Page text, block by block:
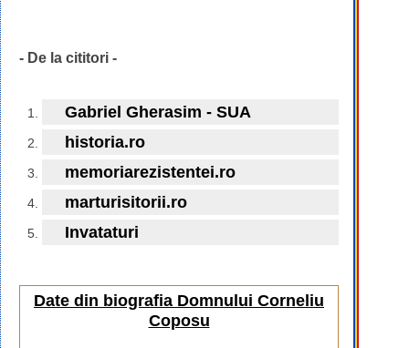
- De la cititori -
Gabriel Gherasim - SUA
historia.ro
memoriarezistentei.ro
marturisitorii.ro
Invataturi
Date din biografia Domnului Corneliu
Coposu